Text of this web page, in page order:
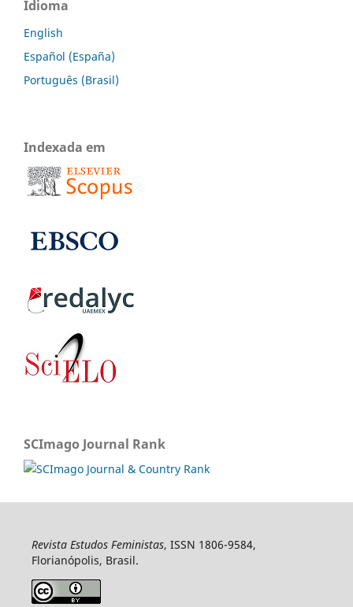
Idioma
English
Español (España)
Português (Brasil)
Indexada em
SCImago Journal Rank
Revista Estudos Feministas, ISSN 1806-9584,
Florianópolis, Brasil.